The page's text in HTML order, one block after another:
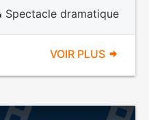
Spectacle dramatique
VOIR PLUS